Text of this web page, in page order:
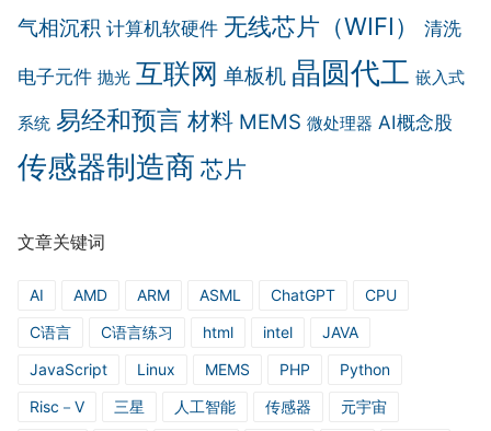
气相沉积 计算机软硬件 无线芯片（WIFI） 清洗
电子元件 抛光 互联网 单板机 晶圆代工 嵌入式
系统 易经和预言 材料 MEMS 微处理器 AI概念股
传感器制造商 芯片
文章关键词
AI AMD ARM ASML ChatGPT
CPU
C语言
C语言练习 html intel
JAVA
JavaScript
Linux MEMS PHP
Python
Risc－V
三星 人工智能 传感器
元宇宙